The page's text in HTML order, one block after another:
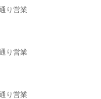
業
業
業